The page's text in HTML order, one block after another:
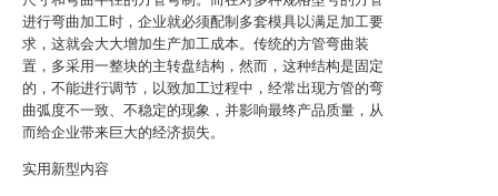
进行弯曲加工时，企业就必须配制多套模具以满足加工要
求，这就会大大增加生产加工成本。传统的方管弯曲装
置，多采用一整块的主转盘结构，然而，这种结构是固定
的，不能进行调节，以致加工过程中，经常出现方管的弯
曲弧度不一致、不稳定的现象，并影响最终产品质量，从
而给企业带来巨大的经济损失。
实用新型内容